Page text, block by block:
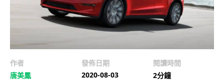
作者
唐美鳳
發佈日期
2020-08-03
閱讀時間
2分鐘